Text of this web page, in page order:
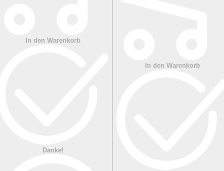
In den Warenkorb
Danke!
In den Warenkorb